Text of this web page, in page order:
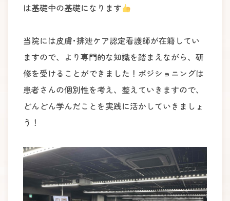
は基礎中の基礎になります
当院には皮膚･排泄ケア認定看護師が在籍してい
ますので、より専門的な知識を踏まえながら、研
修を受けることができました！ポジショニングは
患者さんの個別性を考え、整えていきますので、
どんどん学んだことを実践に活かしていきましょ
う！